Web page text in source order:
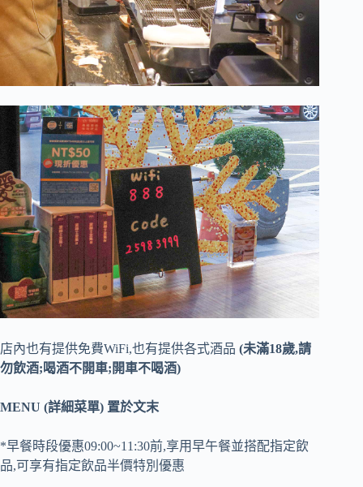
店內也有提供免費WiFi,也有提供各式酒品 (未滿18歲,請
勿飲酒;喝酒不開車;開車不喝酒)
MENU (詳細菜單) 置於文末
*早餐時段優惠09:00~11:30前,享用早午餐並搭配指定飲
品,可享有指定飲品半價特別優惠